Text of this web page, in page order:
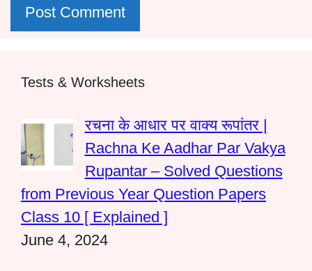
Tests & Worksheets
रचना के आधार पर वाक्य रूपांतर |
Rachna Ke Aadhar Par Vakya
Rupantar – Solved Questions
from Previous Year Question Papers
Class 10 [ Explained ]
June 4, 2024